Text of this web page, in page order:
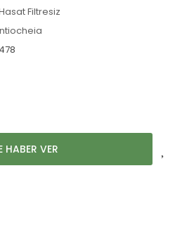
Filtresiz
HABER VER